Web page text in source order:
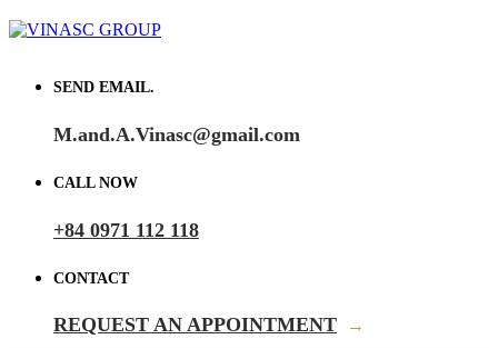
SEND EMAIL.
M.and.A.Vinasc@gmail.com
CALL NOW
+84 0971 112 118
CONTACT
REQUEST AN APPOINTMENT →